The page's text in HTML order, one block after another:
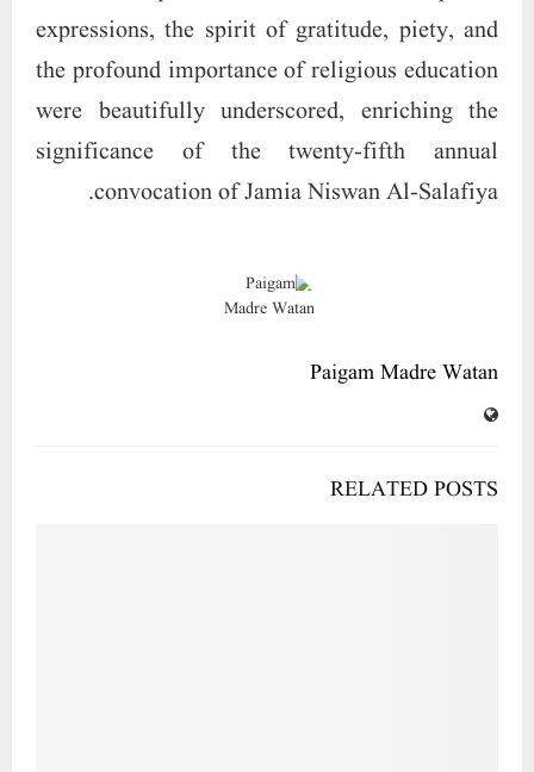
expressions, the spirit of gratitude, piety, and
the profound importance of religious education
were beautifully underscored, enriching the
significance of the twenty-fifth annual
convocation of Jamia Niswan Al-Salafiya.
Paigam Madre Watan
RELATED POSTS